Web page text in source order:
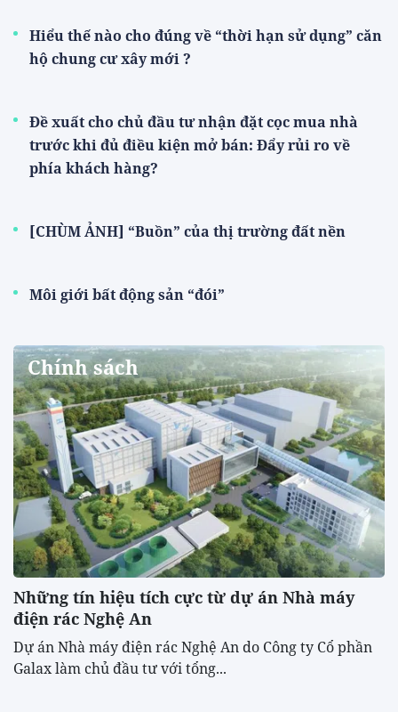
Hiểu thế nào cho đúng về “thời hạn sử dụng” căn
hộ chung cư xây mới ?
Đề xuất cho chủ đầu tư nhận đặt cọc mua nhà
trước khi đủ điều kiện mở bán: Đẩy rủi ro về
phía khách hàng?
[CHÙM ẢNH] “Buồn” của thị trường đất nền
Môi giới bất động sản “đói”
Chính sách
Những tín hiệu tích cực từ dự án Nhà máy
điện rác Nghệ An
Dự án Nhà máy điện rác Nghệ An do Công ty Cổ phần
Galax làm chủ đầu tư với tổng...